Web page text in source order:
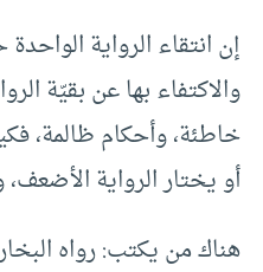
إن انتقاء الرواية
والاكتفاء بها عن بقيّة
خاطئة، وأحكام ظالمة،
أو يختار الرواية
هناك من يكتب: رواه